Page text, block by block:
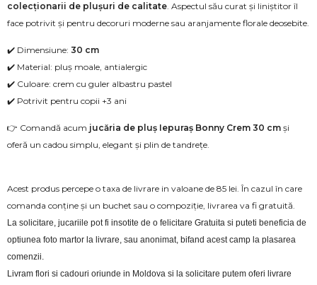
colecționarii de plușuri de calitate. Aspectul său curat și liniștitor îl
face potrivit și pentru decoruri moderne sau aranjamente florale deosebite.
✔️ Dimensiune: 30 cm
✔️ Material: pluș moale, antialergic
✔️ Culoare: crem cu guler albastru pastel
✔️ Potrivit pentru copii +3 ani
👉 Comandă acum jucăria de pluș Iepuraș Bonny Crem 30 cm și
oferă un cadou simplu, elegant și plin de tandrețe.
Acest produs percepe o taxa de livrare in valoane de 85 lei. În cazul în care
comanda conține și un buchet sau o compoziție, livrarea va fi gratuită.
La solicitare, jucariile pot fi insotite de o felicitare Gratuita si puteti beneficia de
optiunea foto martor la livrare, sau anonimat, bifand acest camp la plasarea
comenzii.
Livram flori si cadouri oriunde in Moldova si la solicitare putem oferi livrare